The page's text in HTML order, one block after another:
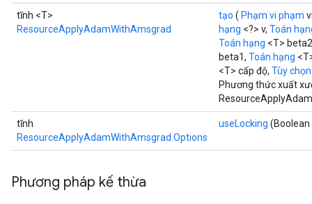
tĩnh <T>
ResourceApplyAdamWithAmsgrad
tạo ( Phạm vi phạm
hạng <?> v, Toán
Toán hạng <T>
beta1, Toán hạng
<T> cấp độ, Tùy
Phương thức xuất
tĩnh
ResourceApplyAdamWithAmsgrad.Options
useLocking (Boolean
Phương pháp kế thừa